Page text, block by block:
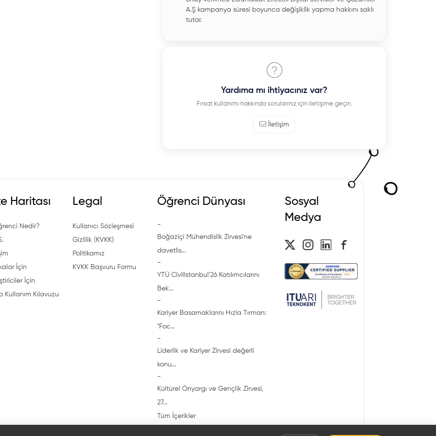
A.Ş kampanya süresi boyunca değişiklik yapma hakkını saklı
tutar.
Yardıma mı ihtiyacınız var?
Fırsat kullanımı hakkında sorularınız için iletişime geçin.
İletişim
Haritası
Nedir?
İçin
İçin
Kullanım Kılavuzu
Legal
Kullanıcı Sözleşmesi
Gizlilik (KVKK)
Politikamız
KVKK Başvuru Formu
Öğrenci Dünyası
-
Boğaziçi Mühendislik Zirvesi'ne
davetlis...
-
YTÜ CivilIstanbul’26 Katılımcılarını
Bek...
-
Kariyer Basamaklarını Hızla Tırman:
"Foc...
-
Liderlik ve Kariyer Zirvesi değerli
konu...
-
Kültürel Önyargı ve Gençlik Zirvesi,
27...
Tüm İçerikler
Sosyal
Medya